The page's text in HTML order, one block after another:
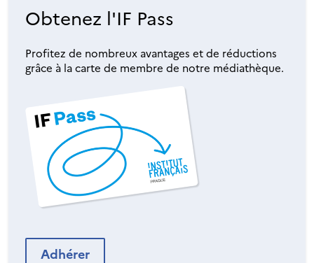
Obtenez l'IF Pass
Profitez de nombreux avantages et de réductions
grâce à la carte de membre de notre médiathèque.
Adhérer